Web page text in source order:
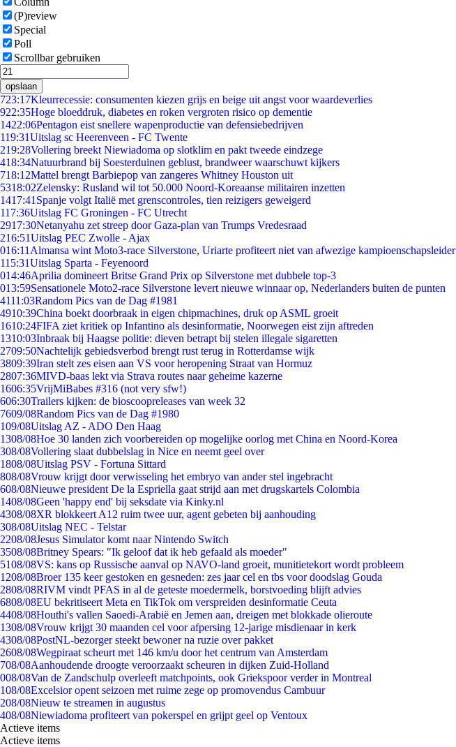
(P)review
Special
Poll
Scrollbar gebruiken
opslaan
723:17Kleurrecessie: consumenten kiezen grijs en beige uit angst voor waardeverlies
922:35Hoge bloeddruk, diabetes en roken vergroten risico op dementie
1422:06Pentagon eist snellere wapenproductie van defensiebedrijven
119:31Uitslag sc Heerenveen - FC Twente
219:28Vollering breekt Niewiadoma op slotklim en pakt tweede eindzege
418:34Natuurbrand bij Soesterduinen geblust, brandweer waarschuwt kijkers
718:12Mattel brengt Barbiepop van zangeres Whitney Houston uit
5318:02Zelensky: Rusland wil tot 50.000 Noord-Koreaanse militairen inzetten
1417:41 Spanje volgt Italië met grenscontroles, tien reizigers geweigerd
117:36Uitslag FC Groningen - FC Utrecht
2917:30Netanyahu zet streep door Gaza-plan van Trumps Vredesraad
216:51Uitslag PEC Zwolle - Ajax
016:11 Almansa wint Moto3-race Silverstone, Uriarte profiteert niet van afwezige kampioenschapsleider
115:31Uitslag Sparta - Feyenoord
014:46Aprilia domineert Britse Grand Prix op Silverstone met dubbele top-3
013:59Sensationele Moto2-race Silverstone levert nieuwe winnaar op, Nederlanders buiten de punten
4111:03Random Pics van de Dag #1981
4910:39China boekt doorbraak in eigen chipmachines, druk op ASML groeit
1610:24FIFA ziet kritiek op Infantino als desinformatie, Noorwegen eist zijn aftreden
1310:03Inbraak bij Haagse politie: dieven betrapt bij stelen illegale sigaretten
2709:50Nachtelijk gebiedsverbod brengt rust terug in Rotterdamse wijk
3809:39Iran stelt zes eisen aan VS voor heropening Straat van Hormuz
2807:36MIVD-baas lekt via Strava routes naar geheime kazerne
1606:35VrijMiBabes #316 (not very sfw!)
606:30Trailers kijken: de bioscoopreleases van week 32
7609/08Random Pics van de Dag #1980
109/08Uitslag AZ - ADO Den Haag
1308/08Hoe 30 landen zich voorbereiden op mogelijke oorlog met China en Noord-Korea
308/08Vollering slaat dubbelslag in Nice en neemt geel over
1808/08Uitslag PSV - Fortuna Sittard
808/08Vrouw krijgt door verwisseling het embryo van ander stel ingebracht
608/08Nieuwe president De la Espriella gaat strijd aan met drugskartels Colombia
1408/08Geen 'happy end' bij seksdate via Kinky.nl
4308/08XR blokkeert A12 ruim twee uur, agent gebeten bij aanhouding
308/08Uitslag NEC - Telstar
2208/08Jesus Simulator komt naar Nintendo Switch
3508/08Britney Spears: "Ik geloof dat ik heb gefaald als moeder"
5108/08VS: kans op Russische aanval op NAVO-land groeit, munitietekort wordt probleem
1208/08Broer 135 keer gestoken en gesneden: zes jaar cel en tbs voor doodslag Gouda
2808/08RIVM vindt PFAS in al de geteste moedermelk, borstvoeding blijft advies
6808/08EU bekritiseert Meta en TikTok om verspreiden desinformatie Ceuta
4408/08Houthi's vallen Saoedi-Arabië en Jemen aan, dreigen met blokkade olieroute
1308/08Vrouw krijgt 30 maanden cel voor afpersing 12-jarige misdienaar in kerk
4308/08PostNL-bezorger steekt bewoner na ruzie over pakket
2608/08Wegpiraat scheurt met 146 km/u door het centrum van Amsterdam
708/08Aanhoudende droogte veroorzaakt scheuren in dijken Zuid-Holland
008/08Van de Zandschulp overleeft matchpoints, ook Griekspoor verder in Montreal
108/08Excelsior opent seizoen met ruime zege op promovendus Cambuur
208/08Nieuw te streamen in augustus
408/08Niewiadoma profiteert van pokerspel en grijpt geel op Ventoux
Actieve items
Actieve items